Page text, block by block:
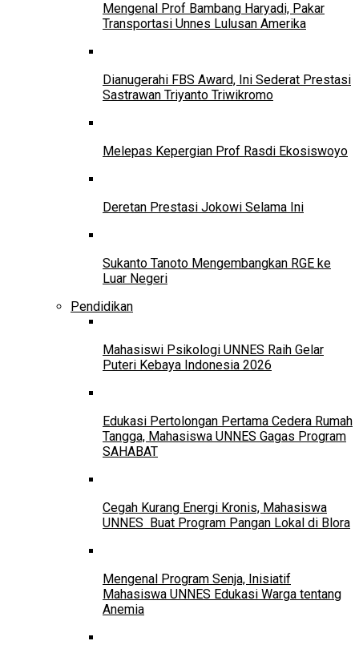
Mengenal Prof Bambang Haryadi, Pakar
Transportasi Unnes Lulusan Amerika
Dianugerahi FBS Award, Ini Sederat Prestasi
Sastrawan Triyanto Triwikromo
Melepas Kepergian Prof Rasdi Ekosiswoyo
Deretan Prestasi Jokowi Selama Ini
Sukanto Tanoto Mengembangkan RGE ke
Luar Negeri
Pendidikan
Mahasiswi Psikologi UNNES Raih Gelar
Puteri Kebaya Indonesia 2026
Edukasi Pertolongan Pertama Cedera Rumah
Tangga, Mahasiswa UNNES Gagas Program
SAHABAT
Cegah Kurang Energi Kronis, Mahasiswa
UNNES Buat Program Pangan Lokal di Blora
Mengenal Program Senja, Inisiatif
Mahasiswa UNNES Edukasi Warga tentang
Anemia